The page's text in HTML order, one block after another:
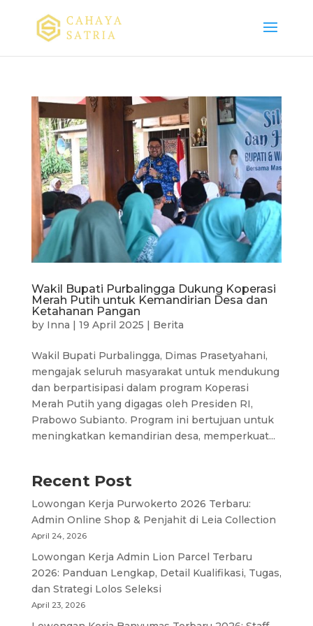
Wakil Bupati Purbalingga Dukung Koperasi
Merah Putih untuk Kemandirian Desa dan
Ketahanan Pangan
by Inna | 19 April 2025 | Berita
Wakil Bupati Purbalingga, Dimas Prasetyahani,
mengajak seluruh masyarakat untuk mendukung
dan berpartisipasi dalam program Koperasi
Merah Putih yang digagas oleh Presiden RI,
Prabowo Subianto. Program ini bertujuan untuk
meningkatkan kemandirian desa, memperkuat...
Recent Post
Lowongan Kerja Purwokerto 2026 Terbaru:
Admin Online Shop & Penjahit di Leia Collection
April 24, 2026
Lowongan Kerja Admin Lion Parcel Terbaru
2026: Panduan Lengkap, Detail Kualifikasi, Tugas,
dan Strategi Lolos Seleksi
April 23, 2026